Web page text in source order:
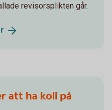
revisorsplikten går.
att ha koll på